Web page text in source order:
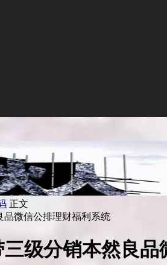
正文
级分销本然良品